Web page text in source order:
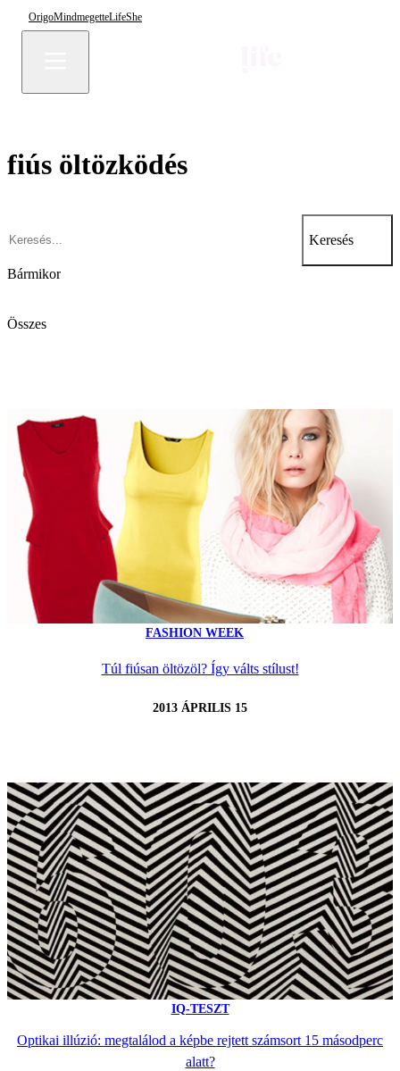
OrigoMindmegetteLifeShe
fiús öltözködés
Keresés
Bármikor
Összes
FASHION WEEK
Túl fiúsan öltözöl? Így válts stílust!
2013 ÁPRILIS 15
IQ-TESZT
Optikai illúzió: megtalálod a képbe rejtett számsort 15 másodperc
alatt?